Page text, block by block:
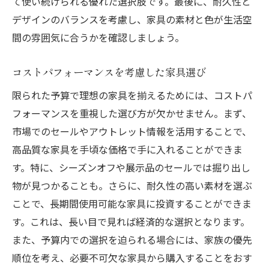
デザインのバランスを考慮し、家具の素材と色が生活空
間の雰囲気に合うかを確認しましょう。
コストパフォーマンスを考慮した家具選び
限られた予算で理想の家具を揃えるためには、コストパ
フォーマンスを重視した選び方が欠かせません。まず、
市場でのセールやアウトレット情報を活用することで、
高品質な家具を手頃な価格で手に入れることができま
す。特に、シーズンオフや展示品のセールでは掘り出し
物が見つかることも。さらに、耐久性の高い素材を選ぶ
ことで、長期間使用可能な家具に投資することができま
す。これは、長い目で見れば経済的な選択となります。
また、予算内での選択を迫られる場合には、家族の優先
順位を考え、必要不可欠な家具から購入することをおす